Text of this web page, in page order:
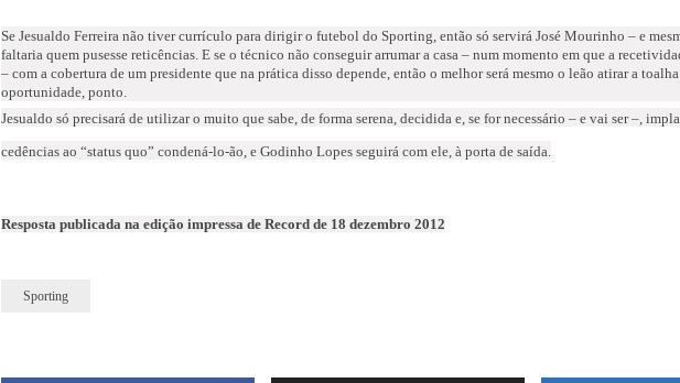
Se Jesualdo Ferreira não tiver currículo para dirigir o futebol do Sporting, então só servirá José Mourinho – e
faltaria quem pusesse reticências. E se o técnico não conseguir arrumar a casa – num momento em que a
– com a cobertura de um presidente que na prática disso depende, então o melhor será mesmo o leão atirar a
oportunidade, ponto.
Jesualdo só precisará de utilizar o muito que sabe, de forma serena, decidida e, se for necessário – e vai ser –,
cedências ao “status quo” condená-lo-ão, e Godinho Lopes seguirá com ele, à porta de saída.
Resposta publicada na edição impressa de Record de 18 dezembro 2012
Sporting